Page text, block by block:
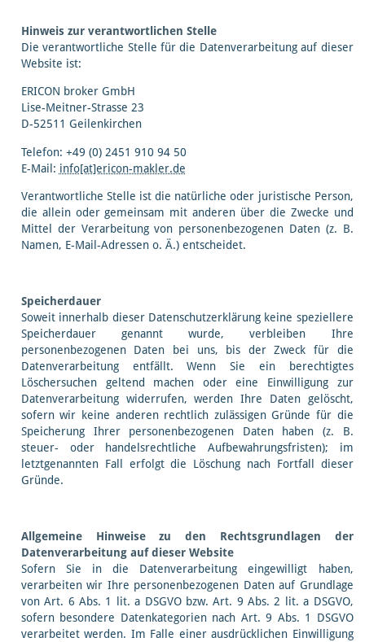
Hinweis zur verantwortlichen Stelle
Die verantwortliche Stelle für die Datenverarbeitung auf dieser
Website ist:
ERICON broker GmbH
Lise-Meitner-Strasse 23
D-52511 Geilenkirchen
Telefon: +49 (0) 2451 910 94 50
E-Mail: info[at]ericon-makler.de
Verantwortliche Stelle ist die natürliche oder juristische Person,
die allein oder gemeinsam mit anderen über die Zwecke und
Mittel der Verarbeitung von personenbezogenen Daten (z. B.
Namen, E-Mail-Adressen o. Ä.) entscheidet.
Speicherdauer
Soweit innerhalb dieser Datenschutzerklärung keine speziellere
Speicherdauer genannt wurde, verbleiben Ihre
personenbezogenen Daten bei uns, bis der Zweck für die
Datenverarbeitung entfällt. Wenn Sie ein berechtigtes
Löschersuchen geltend machen oder eine Einwilligung zur
Datenverarbeitung widerrufen, werden Ihre Daten gelöscht,
sofern wir keine anderen rechtlich zulässigen Gründe für die
Speicherung Ihrer personenbezogenen Daten haben (z. B.
steuer- oder handelsrechtliche Aufbewahrungsfristen); im
letztgenannten Fall erfolgt die Löschung nach Fortfall dieser
Gründe.
Allgemeine Hinweise zu den Rechtsgrundlagen der
Datenverarbeitung auf dieser Website
Sofern Sie in die Datenverarbeitung eingewilligt haben,
verarbeiten wir Ihre personenbezogenen Daten auf Grundlage
von Art. 6 Abs. 1 lit. a DSGVO bzw. Art. 9 Abs. 2 lit. a DSGVO,
sofern besondere Datenkategorien nach Art. 9 Abs. 1 DSGVO
verarbeitet werden. Im Falle einer ausdrücklichen Einwilligung